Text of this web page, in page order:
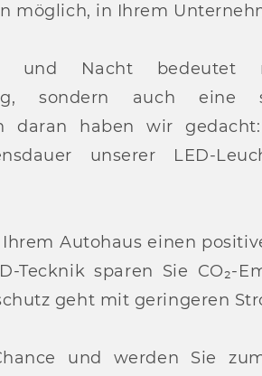
möglich, in Ihrem
und Nacht
sondern auch eine
daran haben wir
unserer LED-
Autohaus einen
Tecknik sparen Sie CO₂-
geht mit geringeren
und werden Sie